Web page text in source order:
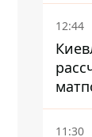
12:44
дадут
11:30